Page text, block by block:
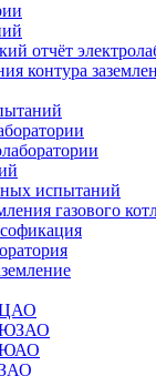
отчёт
контура
испытаний
газового
ЦАО
ЮЗАО
ЮАО